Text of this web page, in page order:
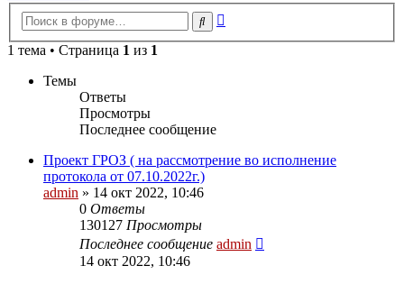
Поиск
1 тема • Страница 1 из 1
Темы
Ответы
Просмотры
Последнее сообщение
Проект ГРОЗ ( на рассмотрение во исполнение
протокола от 07.10.2022г.)
admin » 14 окт 2022, 10:46
0 Ответы
130127 Просмотры
Последнее сообщение admin
14 окт 2022, 10:46